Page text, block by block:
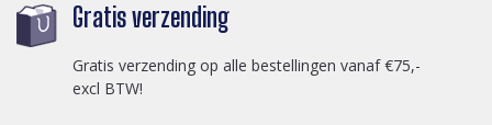
Gratis verzending
Gratis verzending op alle bestellingen vanaf €75,-
excl BTW!